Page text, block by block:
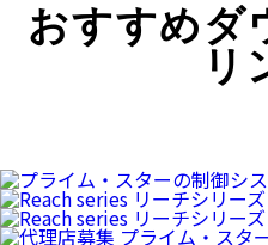
おすすめダ
リ